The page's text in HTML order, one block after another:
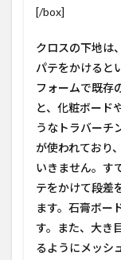
[/box]
クロスの下地は
パテをかけると
フォームで既存
と、化粧ボード
うなトラバーチ
が使われており
いきません。す
テをかけて段差
ます。石膏ボー
す。また、大き
るようにメッシ